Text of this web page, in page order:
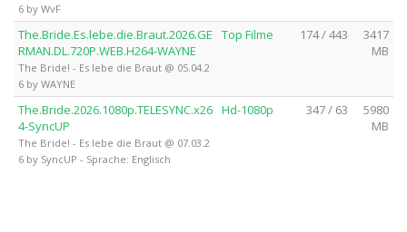
6 by WvF
The.Bride.Es.lebe.die.Braut.2026.GE
RMAN.DL.720P.WEB.H264-WAYNE
The Bride! - Es lebe die Braut @ 05.04.2
6 by WAYNE
Top Filme 174 / 443
3417
MB
The.Bride.2026.1080p.TELESYNC.x26
4-SyncUP
The Bride! - Es lebe die Braut @ 07.03.2
6 by SyncUP - Sprache: Englisch
Hd-1080p 347 / 63
5980
MB